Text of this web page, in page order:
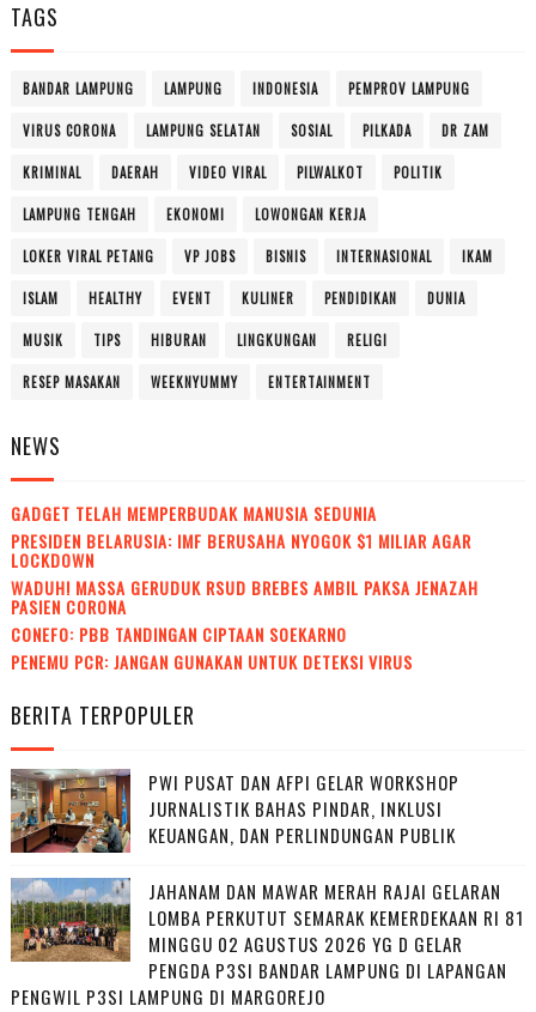
TAGS
BANDAR LAMPUNG LAMPUNG INDONESIA PEMPROV LAMPUNG
VIRUS CORONA LAMPUNG SELATAN SOSIAL PILKADA DR ZAM
KRIMINAL DAERAH VIDEO VIRAL PILWALKOT POLITIK
LAMPUNG TENGAH EKONOMI LOWONGAN KERJA
LOKER VIRAL PETANG VP JOBS BISNIS INTERNASIONAL IKAM
ISLAM HEALTHY EVENT KULINER PENDIDIKAN DUNIA
MUSIK TIPS HIBURAN LINGKUNGAN RELIGI
RESEP MASAKAN WEEKNYUMMY ENTERTAINMENT
NEWS
GADGET TELAH MEMPERBUDAK MANUSIA SEDUNIA
PRESIDEN BELARUSIA: IMF BERUSAHA NYOGOK $1 MILIAR AGAR
LOCKDOWN
WADUH! MASSA GERUDUK RSUD BREBES AMBIL PAKSA JENAZAH
PASIEN CORONA
CONEFO: PBB TANDINGAN CIPTAAN SOEKARNO
PENEMU PCR: JANGAN GUNAKAN UNTUK DETEKSI VIRUS
BERITA TERPOPULER
PWI PUSAT DAN AFPI GELAR WORKSHOP
JURNALISTIK BAHAS PINDAR, INKLUSI
KEUANGAN, DAN PERLINDUNGAN PUBLIK
JAHANAM DAN MAWAR MERAH RAJAI GELARAN
LOMBA PERKUTUT SEMARAK KEMERDEKAAN RI 81
MINGGU 02 AGUSTUS 2026 YG D GELAR
PENGDA P3SI BANDAR LAMPUNG DI LAPANGAN
PENGWIL P3SI LAMPUNG DI MARGOREJO